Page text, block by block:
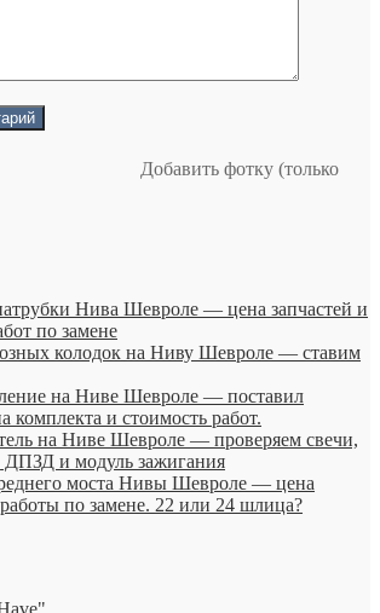
Добавить фотку (только
Нива Шевроле — цена запчастей и
по замене
колодок на Ниву Шевроле — ставим
на Ниве Шевроле — поставил
комплекта и стоимость работ.
на Ниве Шевроле — проверяем свечи,
и модуль зажигания
моста Нивы Шевроле — цена
по замене. 22 или 24 шлица?